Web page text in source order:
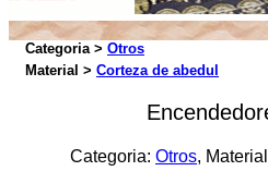
Categoria > Otros
Material > Corteza de abedul
Categoria: Otros,